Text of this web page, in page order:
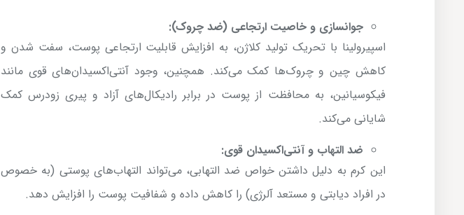
جوانسازی و خاصیت ارتجاعی (ضد چروک):
اسپیرولینا با تحریک تولید کلاژن، به افزایش قابلیت ارتجاعی پوست، سفت شدن و
کاهش چین و چروک‌ها کمک می‌کند. همچنین، وجود آنتی‌اکسیدان‌های قوی مانند
فیکوسیانین، به محافظت از پوست در برابر رادیکال‌های آزاد و پیری زودرس کمک
شایانی می‌کند.
ضد التهاب و آنتی‌اکسیدان قوی:
این کرم به دلیل داشتن خواص ضد التهابی، می‌تواند التهاب‌های پوستی (به خصوص
در افراد دیابتی و مستعد آلرژی) را کاهش داده و شفافیت پوست را افزایش دهد.